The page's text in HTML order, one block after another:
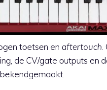
toetsen en aftertouch.
de CV/gate outputs en